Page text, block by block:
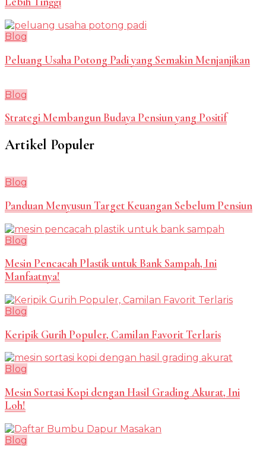
Blog
Peluang Usaha Potong Padi yang Semakin Menjanjikan
Blog
Strategi Membangun Budaya Pensiun yang Positif
Artikel Populer
Blog
Panduan Menyusun Target Keuangan Sebelum Pensiun
Blog
Mesin Pencacah Plastik untuk Bank Sampah, Ini
Manfaatnya!
Blog
Keripik Gurih Populer, Camilan Favorit Terlaris
Blog
Mesin Sortasi Kopi dengan Hasil Grading Akurat, Ini
Loh!
Blog